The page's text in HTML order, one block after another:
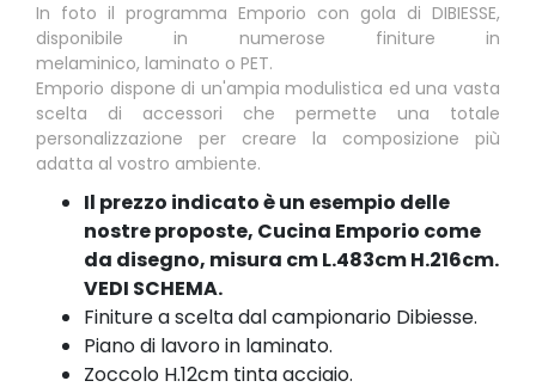
In foto il programma Emporio con gola di DIBIESSE,
disponibile in numerose finiture in
melaminico, laminato o PET.
Emporio dispone di un'ampia modulistica ed una vasta
scelta di accessori che permette una totale
personalizzazione per creare la composizione più
adatta al vostro ambiente.
Il prezzo indicato è un esempio delle
nostre proposte, Cucina Emporio come
da disegno, misura cm L.483cm H.216cm.
VEDI SCHEMA.
Finiture a scelta dal campionario Dibiesse.
Piano di lavoro in laminato.
Zoccolo H.12cm tinta acciaio.